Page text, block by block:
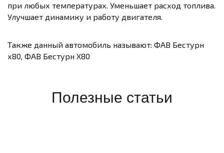
при любых температурах. Уменьшает расход топлива.
Улучшает динамику и работу двигателя.
Также данный автомобиль называют: ФАВ Бестурн
х80, ФАВ Бестурн Х80
Полезные статьи